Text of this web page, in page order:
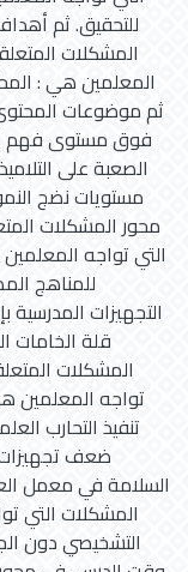
المشكلات
المعلمين هي :
ثم موضوعات المحتوى
فوق مستوى فهم
الصعبة على
مستويات نضج
محور المشكلات
التي تواجه
للمناهج
التجهيزات المدرسية
المشكلات
تواجه المعلمين
تنفيذ التحارب
ضعف
السلامة في معمل
المشكلات التي
التشخيصي دون